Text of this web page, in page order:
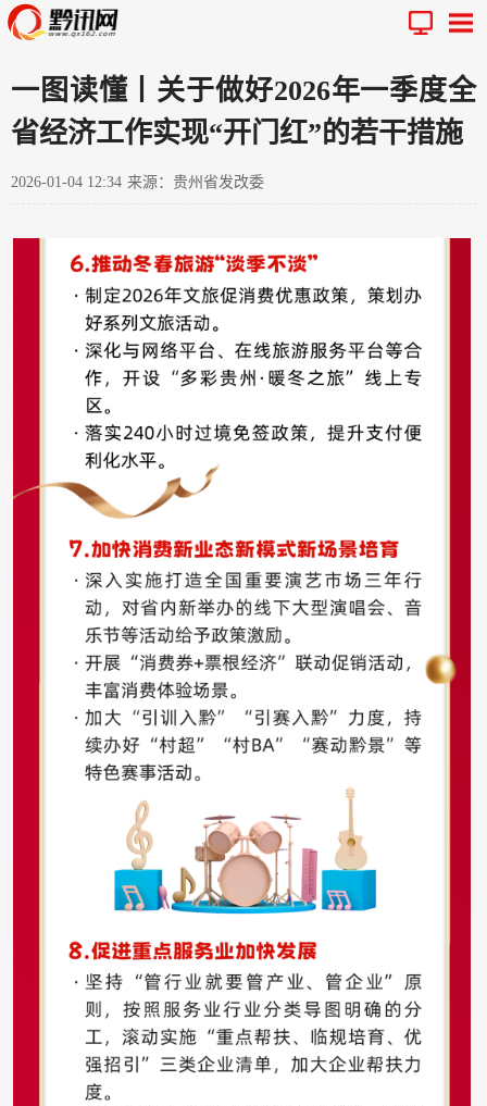
一图读懂丨关于做好2026年一季度全
省经济工作实现“开门红”的若干措施
2026-01-04 12:34 来源：贵州省发改委